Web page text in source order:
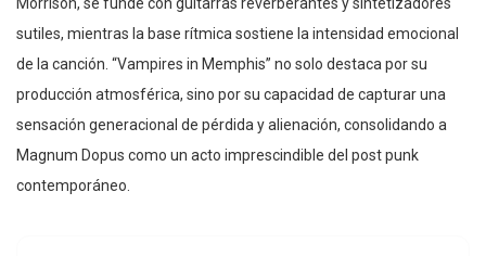
sutiles, mientras la base rítmica sostiene la intensidad emocional
de la canción. “Vampires in Memphis” no solo destaca por su
producción atmosférica, sino por su capacidad de capturar una
sensación generacional de pérdida y alienación, consolidando a
Magnum Dopus como un acto imprescindible del post punk
contemporáneo.